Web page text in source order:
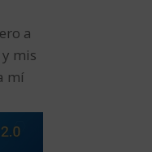
a
mis
mí